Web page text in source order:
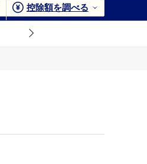
控除額を調べる